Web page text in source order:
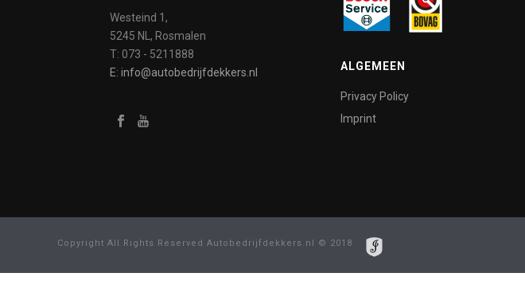
Westeind 1,
5245 NL, Rosmalen
T: 073 - 5211888
E: info@autobedrijfdekkers.nl
ALGEMEEN
Privacy Policy
Imprint
Copyright All Rights Reserved Autobedrijfdekkers.nl © 2018